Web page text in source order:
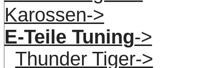
Karossen->
E-Teile Tuning->
Thunder Tiger->